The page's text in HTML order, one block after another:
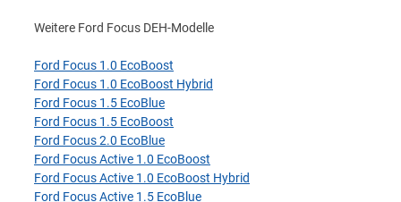
Weitere Ford Focus DEH-Modelle
Ford Focus 1.0 EcoBoost
Ford Focus 1.0 EcoBoost Hybrid
Ford Focus 1.5 EcoBlue
Ford Focus 1.5 EcoBoost
Ford Focus 2.0 EcoBlue
Ford Focus Active 1.0 EcoBoost
Ford Focus Active 1.0 EcoBoost Hybrid
Ford Focus Active 1.5 EcoBlue